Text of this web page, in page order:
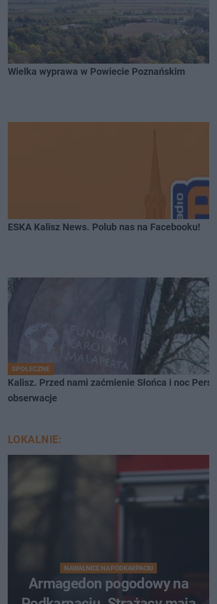
Wielka wyprawa w Powiecie Poznańskim
ESKA Kalisz News. Polub nas na Facebooku!
SPOŁECZNE
Kalisz. Przed nami zaćmienie Słońca i noc
obserwacje
LOKALNIE:
NAWAŁNICE NA PODKARPACIU
Armagedon pogodowy na